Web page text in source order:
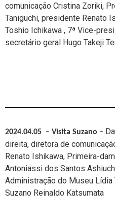
comunicação Cristina Zoriki,
Taniguchi, presidente Renato
Toshio Ichikawa , 7ª Vice-
secretário geral Hugo Takeji
2024.04.05 – Visita Suzano –
direita, diretora de
Renato Ishikawa, Primeira-
Antoniassi dos Santos
Administração do Museu Lídia
Suzano Reinaldo Katsumata